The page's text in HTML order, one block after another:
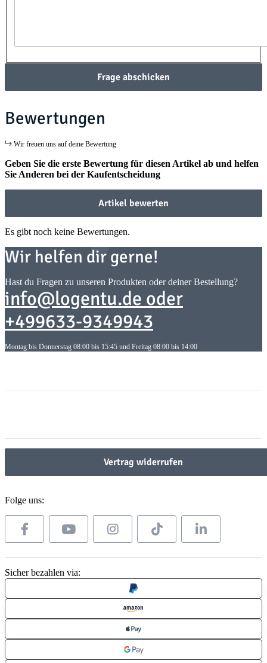
Frage abschicken
Bewertungen
Wir freuen uns auf deine Bewertung
Geben Sie die erste Bewertung für diesen Artikel ab und helfen
Sie Anderen bei der Kaufentscheidung
Artikel bewerten
Es gibt noch keine Bewertungen.
Wir helfen dir gerne!
Hast du Fragen zu unseren Produkten oder deiner Bestellung?
info@logentu.de oder
+499633-9349943
Montag bis Donnerstag 08:00 bis 15:45 und Freitag 08:00 bis 14:00
Vertrag widerrufen
Folge uns:
Sicher bezahlen via: